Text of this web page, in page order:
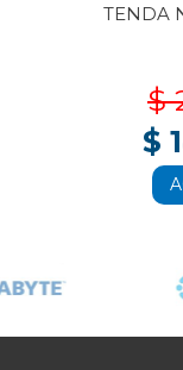
TENDA
$
$